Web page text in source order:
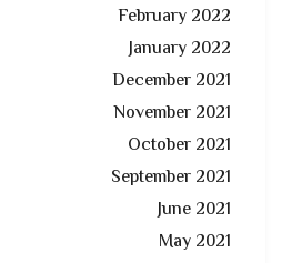
February 2022
January 2022
December 2021
November 2021
October 2021
September 2021
June 2021
May 2021